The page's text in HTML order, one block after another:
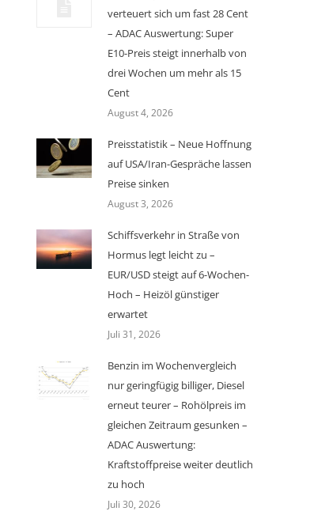
verteuert sich um fast 28 Cent
– ADAC Auswertung: Super
E10-Preis steigt innerhalb von
drei Wochen um mehr als 15
Cent
August 4, 2026
Preisstatistik – Neue Hoffnung
auf USA/Iran-Gespräche lassen
Preise sinken
August 3, 2026
Schiffsverkehr in Straße von
Hormus legt leicht zu –
EUR/USD steigt auf 6-Wochen-
Hoch – Heizöl günstiger
erwartet
Juli 31, 2026
Benzin im Wochenvergleich
nur geringfügig billiger, Diesel
erneut teurer – Rohölpreis im
gleichen Zeitraum gesunken –
ADAC Auswertung:
Kraftstoffpreise weiter deutlich
zu hoch
Juli 30, 2026